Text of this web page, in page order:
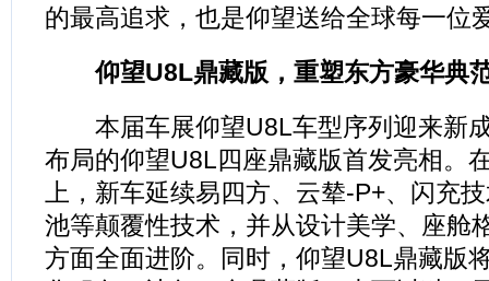
的最高追求，也是仰望送给全球每一位
仰望U8L鼎藏版，重塑东方豪华典
本届车展仰望U8L车型序列迎来新
布局的仰望U8L四座鼎藏版首发亮相。
上，新车延续易四方、云辇-P+、闪充
池等颠覆性技术，并从设计美学、座舱
方面全面进阶。同时，仰望U8L鼎藏版